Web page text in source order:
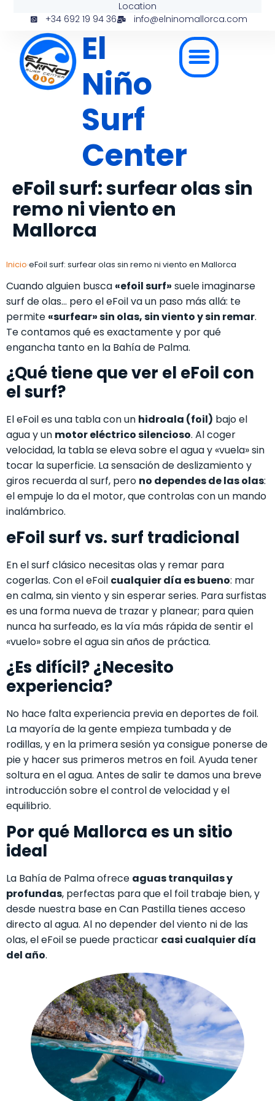
Location
+34 692 19 94 36
info@elninomallorca.com
El
Niño
Surf
Center
eFoil surf: surfear olas sin
remo ni viento en
Mallorca
Inicio›eFoil surf: surfear olas sin remo ni viento en Mallorca
Cuando alguien busca «efoil surf» suele imaginarse
surf de olas… pero el eFoil va un paso más allá: te
permite «surfear» sin olas, sin viento y sin remar.
Te contamos qué es exactamente y por qué
engancha tanto en la Bahía de Palma.
¿Qué tiene que ver el eFoil con
el surf?
El eFoil es una tabla con un hidroala (foil) bajo el
agua y un motor eléctrico silencioso. Al coger
velocidad, la tabla se eleva sobre el agua y «vuela» sin
tocar la superficie. La sensación de deslizamiento y
giros recuerda al surf, pero no dependes de las olas:
el empuje lo da el motor, que controlas con un mando
inalámbrico.
eFoil surf vs. surf tradicional
En el surf clásico necesitas olas y remar para
cogerlas. Con el eFoil cualquier día es bueno: mar
en calma, sin viento y sin esperar series. Para surfistas
es una forma nueva de trazar y planear; para quien
nunca ha surfeado, es la vía más rápida de sentir el
«vuelo» sobre el agua sin años de práctica.
¿Es difícil? ¿Necesito
experiencia?
No hace falta experiencia previa en deportes de foil.
La mayoría de la gente empieza tumbada y de
rodillas, y en la primera sesión ya consigue ponerse de
pie y hacer sus primeros metros en foil. Ayuda tener
soltura en el agua. Antes de salir te damos una breve
introducción sobre el control de velocidad y el
equilibrio.
Por qué Mallorca es un sitio
ideal
La Bahía de Palma ofrece aguas tranquilas y
profundas, perfectas para que el foil trabaje bien, y
desde nuestra base en Can Pastilla tienes acceso
directo al agua. Al no depender del viento ni de las
olas, el eFoil se puede practicar casi cualquier día
del año.